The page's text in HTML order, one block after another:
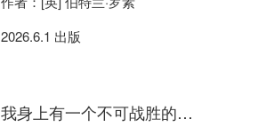
2026.6.1 出版
我身上有一个不可战胜的夏天（语录集）